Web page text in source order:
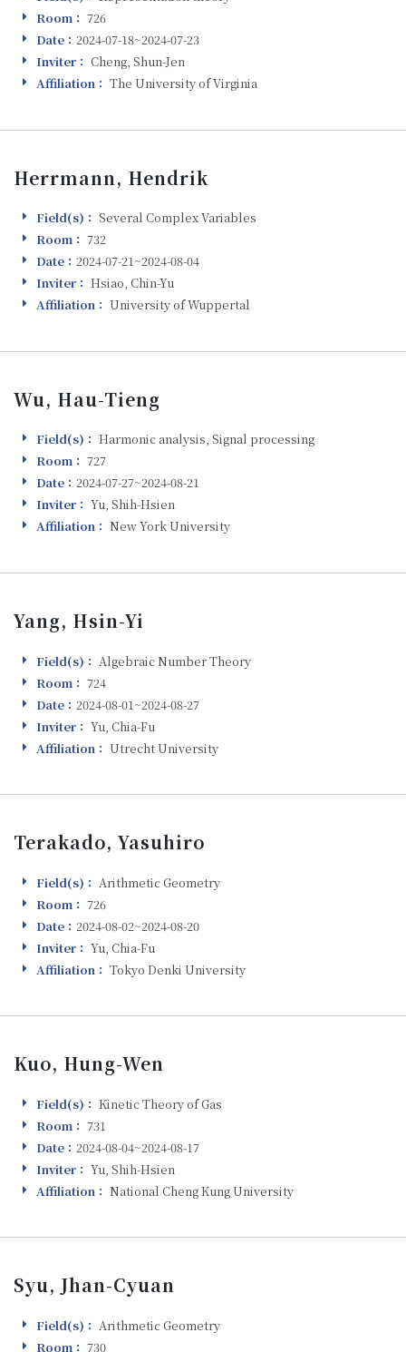
Room
Room： 726
Visiting
Date： 2024-07-18~2024-07-23
Inviter
Inviter： Cheng, Shun-Jen
Affiliation
Affiliation： The University of Virginia
Herrmann, Hendrik
Field(s)
Field(s)： Several Complex Variables
Room
Room： 732
Visiting
Date： 2024-07-21~2024-08-04
Inviter
Inviter： Hsiao, Chin-Yu
Affiliation
Affiliation： University of Wuppertal
Wu, Hau-Tieng
Field(s)
Field(s)： Harmonic analysis, Signal processing
Room
Room： 727
Visiting
Date： 2024-07-27~2024-08-21
Inviter
Inviter： Yu, Shih-Hsien
Affiliation
Affiliation： New York University
Yang, Hsin-Yi
Field(s)
Field(s)： Algebraic Number Theory
Room
Room： 724
Visiting
Date： 2024-08-01~2024-08-27
Inviter
Inviter： Yu, Chia-Fu
Affiliation
Affiliation： Utrecht University
Terakado, Yasuhiro
Field(s)
Field(s)： Arithmetic Geometry
Room
Room： 726
Visiting
Date： 2024-08-02~2024-08-20
Inviter
Inviter： Yu, Chia-Fu
Affiliation
Affiliation： Tokyo Denki University
Kuo, Hung-Wen
Field(s)
Field(s)： Kinetic Theory of Gas
Room
Room： 731
Visiting
Date： 2024-08-04~2024-08-17
Inviter
Inviter： Yu, Shih-Hsien
Affiliation
Affiliation： National Cheng Kung University
Syu, Jhan-Cyuan
Field(s)
Field(s)： Arithmetic Geometry
Room
Room： 730